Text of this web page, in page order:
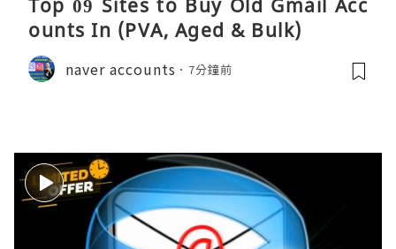
Top 09 Sites to Buy Old Gmail Acc
ounts In (PVA, Aged & Bulk)
naver accounts 7分鐘前